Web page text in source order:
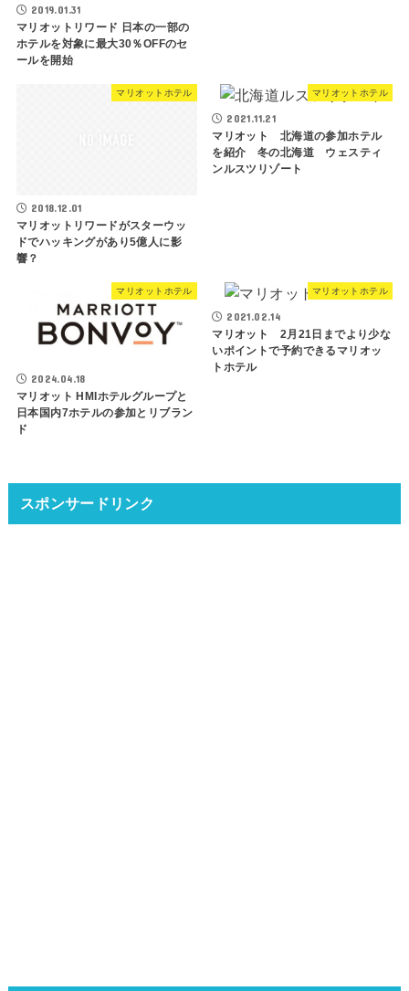
2019.01.31
マリオットリワード 日本の一部の
ホテルを対象に最大30％OFFのセ
ールを開始
マリオットホテル
2018.12.01
マリオットリワードがスターウッ
ドでハッキングがあり5億人に影
響？
マリオットホテル
2021.11.21
マリオット 北海道の参加ホテル
を紹介 冬の北海道 ウェスティ
ンルスツリゾート
マリオットホテル
2024.04.18
マリオット HMIホテルグループと
日本国内7ホテルの参加とリブラン
ド
マリオットホテル
2021.02.14
マリオット 2月21日までより少な
いポイントで予約できるマリオッ
トホテル
スポンサードリンク